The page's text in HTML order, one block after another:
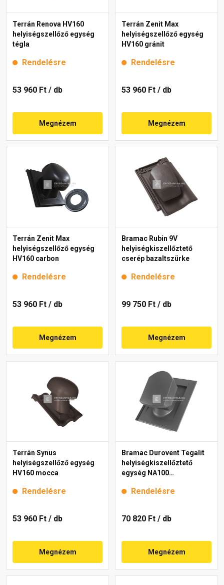
Terrán Renova HV160
helyiségszellőző egység
tégla
Rendelésre
53 960 Ft / db
Megnézem
Terrán Zenit Max
helyiségszellőző egység
HV160 gránit
Rendelésre
53 960 Ft / db
Megnézem
Terrán Zenit Max
helyiségszellőző egység
HV160 carbon
Rendelésre
53 960 Ft / db
Megnézem
Bramac Rubin 9V
helyiségkiszellőztető
cserép bazaltszürke
Rendelésre
99 750 Ft / db
Megnézem
Terrán Synus
helyiségszellőző egység
HV160 mocca
Rendelésre
53 960 Ft / db
Megnézem
Bramac Durovent Tegalit
helyiségkiszellőztető
egység NA100
Rendelésre
70 820 Ft / db
Megnézem